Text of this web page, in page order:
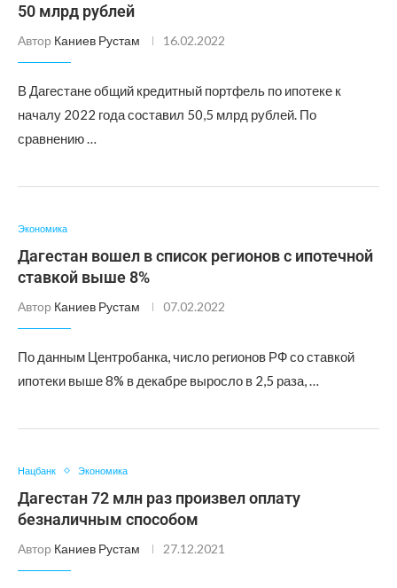
50 млрд рублей
Автор Каниев Рустам 16.02.2022
В Дагестане общий кредитный портфель по ипотеке к
началу 2022 года составил 50,5 млрд рублей. По
сравнению …
Экономика
Дагестан вошел в список регионов с ипотечной
ставкой выше 8%
Автор Каниев Рустам 07.02.2022
По данным Центробанка, число регионов РФ со ставкой
ипотеки выше 8% в декабре выросло в 2,5 раза, …
Нацбанк Экономика
Дагестан 72 млн раз произвел оплату
безналичным способом
Автор Каниев Рустам 27.12.2021